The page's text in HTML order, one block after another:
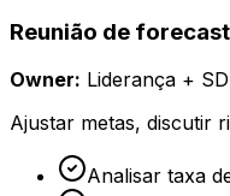
Reunião de
Owner: Liderança +
Ajustar metas, discutir
Analisar taxa